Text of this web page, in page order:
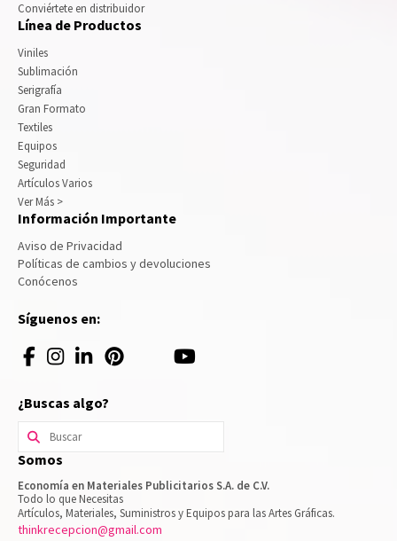
Conviértete en distribuidor
Línea de Productos
Viniles
Sublimación
Serigrafía
Gran Formato
Textiles
Equipos
Seguridad
Artículos Varios
Ver Más >
Información Importante
Aviso de Privacidad
Políticas de cambios y devoluciones
Conócenos
Síguenos en:
¿Buscas algo?
Buscar
por:
Somos
Economía en Materiales Publicitarios S.A. de C.V.
Todo lo que Necesitas
Artículos, Materiales, Suministros y Equipos para las Artes Gráficas.
thinkrecepcion@gmail.com